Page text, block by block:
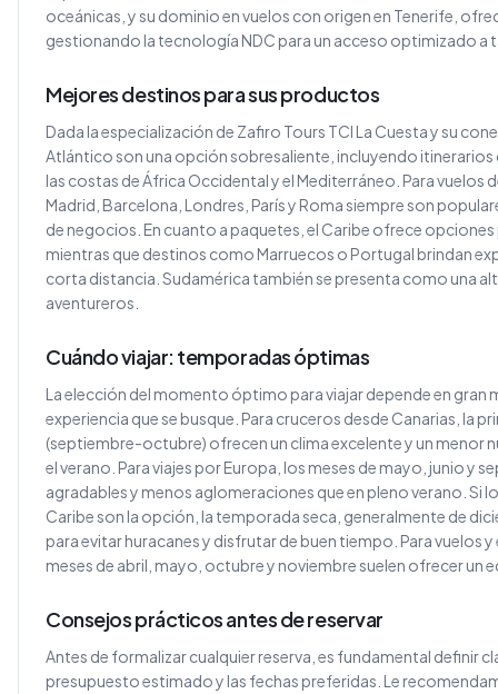
oceánicas, y su dominio en vuelos con origen en Tenerife,
gestionando la tecnología NDC para un acceso optimizado a
Mejores destinos para sus productos
Dada la especialización de Zafiro Tours TCI La Cuesta y su
Atlántico son una opción sobresaliente, incluyendo itinerarios
las costas de África Occidental y el Mediterráneo. Para
Madrid, Barcelona, Londres, París y Roma siempre son
de negocios. En cuanto a paquetes, el Caribe ofrece opciones
mientras que destinos como Marruecos o Portugal brindan
corta distancia. Sudamérica también se presenta como una
aventureros.
Cuándo viajar: temporadas óptimas
La elección del momento óptimo para viajar depende en gran
experiencia que se busque. Para cruceros desde Canarias, la
(septiembre-octubre) ofrecen un clima excelente y un menor
el verano. Para viajes por Europa, los meses de mayo, junio y
agradables y menos aglomeraciones que en pleno verano. Si
Caribe son la opción, la temporada seca, generalmente de
para evitar huracanes y disfrutar de buen tiempo. Para vuelos
meses de abril, mayo, octubre y noviembre suelen ofrecer un
Consejos prácticos antes de reservar
Antes de formalizar cualquier reserva, es fundamental definir
presupuesto estimado y las fechas preferidas. Le